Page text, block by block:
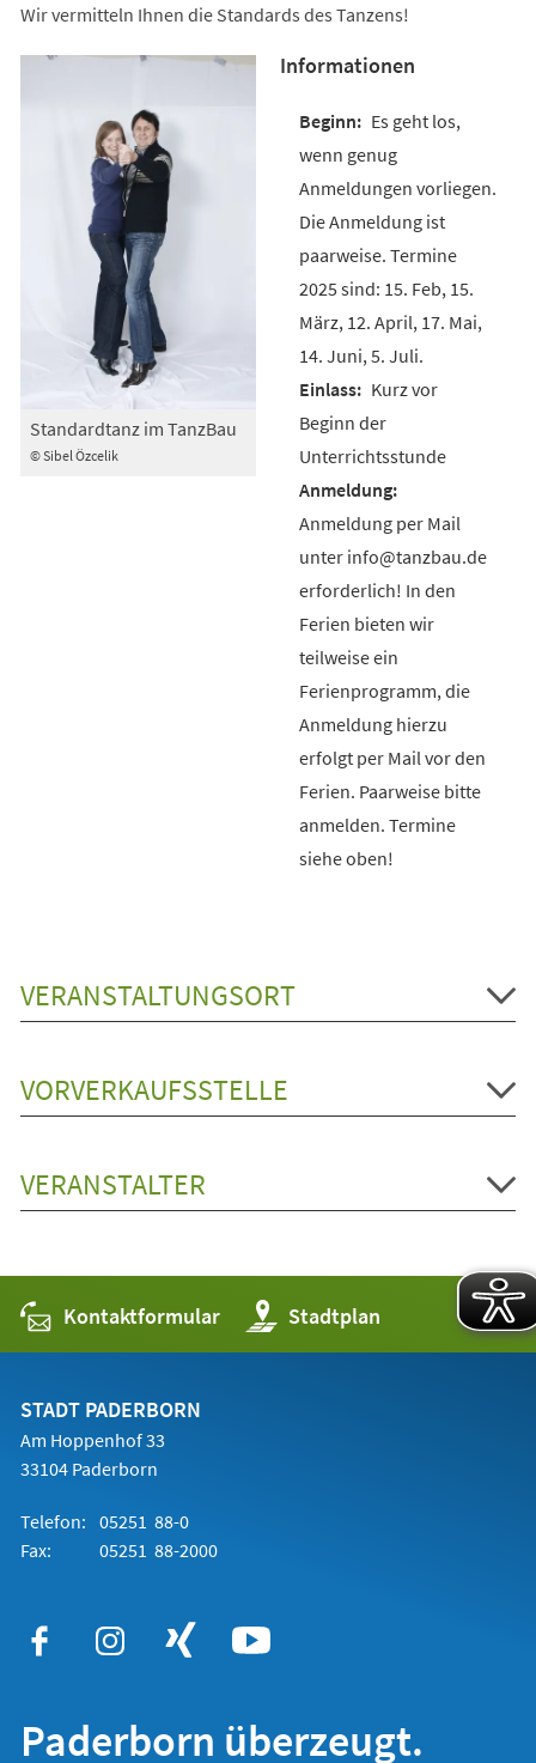
Wir vermitteln Ihnen die Standards des Tanzens!
© Sibel Özcelik
Standardtanz im TanzBau
Informationen
Es geht los,
wenn genug
Anmeldungen vorliegen.
Die Anmeldung ist
paarweise. Termine
2025 sind: 15. Feb, 15.
März, 12. April, 17. Mai,
14. Juni, 5. Juli.
Kurz vor
Beginn der
Unterrichtsstunde
Anmeldung per Mail
unter info@tanzbau.de
erforderlich! In den
Ferien bieten wir
teilweise ein
Ferienprogramm, die
Anmeldung hierzu
erfolgt per Mail vor den
Ferien. Paarweise bitte
anmelden. Termine
siehe oben!
VERANSTALTUNGSORT
VORVERKAUFSSTELLE
VERANSTALTER
Kontaktformular Stadtplan
(Öffnet
in
einem
STADT PADERBORN
Am Hoppenhof 33
33104 Paderborn
Telefon: 05251 88-0
Fax:
05251 88-2000
Paderborn überzeugt.